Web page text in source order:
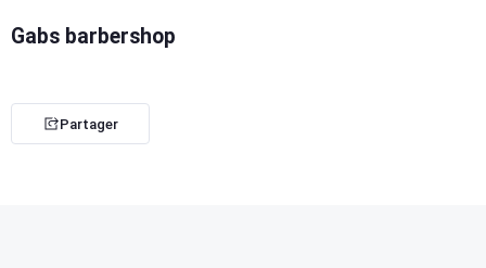
Gabs barbershop
Partager